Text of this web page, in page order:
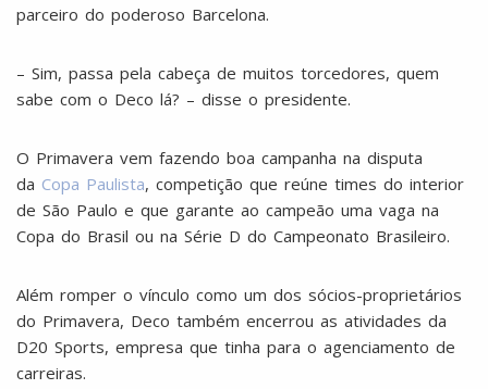
parceiro do poderoso Barcelona.
– Sim, passa pela cabeça de muitos torcedores, quem
sabe com o Deco lá? – disse o presidente.
O Primavera vem fazendo boa campanha na disputa
da Copa Paulista, competição que reúne times do interior
de São Paulo e que garante ao campeão uma vaga na
Copa do Brasil ou na Série D do Campeonato Brasileiro.
Além romper o vínculo como um dos sócios-proprietários
do Primavera, Deco também encerrou as atividades da
D20 Sports, empresa que tinha para o agenciamento de
carreiras.